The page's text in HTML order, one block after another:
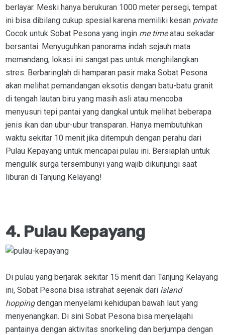
berlayar. Meski hanya berukuran 1000 meter persegi, tempat
ini bisa dibilang cukup spesial karena memiliki kesan private.
Cocok untuk Sobat Pesona yang ingin me timeatau sekadar
bersantai. Menyuguhkan panorama indah sejauh mata
memandang, lokasi ini sangat pas untuk menghilangkan
stres. Berbaringlah di hamparan pasir maka Sobat Pesona
akan melihat pemandangan eksotis dengan batu-batu granit
di tengah lautan biru yang masih asli atau mencoba
menyusuri tepi pantai yang dangkal untuk melihat beberapa
jenis ikan dan ubur-ubur transparan. Hanya membutuhkan
waktu sekitar 10 menit jika ditempuh dengan perahu dari
Pulau Kepayang untuk mencapai pulau ini. Bersiaplah untuk
mengulik surga tersembunyi yang wajib dikunjungi saat
liburan di Tanjung Kelayang!
4. Pulau Kepayang
Di pulau yang berjarak sekitar 15 menit dari Tanjung Kelayang
ini, Sobat Pesona bisa istirahat sejenak dari island
hoppingdengan menyelami kehidupan bawah laut yang
menyenangkan. Di sini Sobat Pesona bisa menjelajahi
pantainya dengan aktivitas snorkeling dan berjumpa dengan